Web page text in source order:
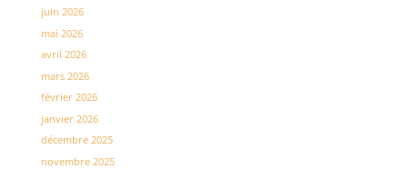
juin 2026
mai 2026
avril 2026
mars 2026
février 2026
janvier 2026
décembre 2025
novembre 2025